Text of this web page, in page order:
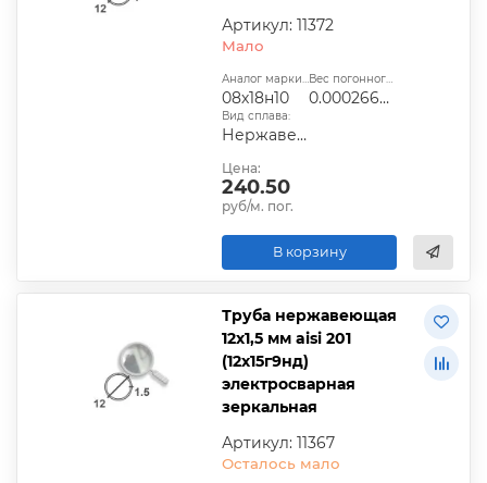
Артикул: 11372
Мало
Аналог марки стали:
08х18н10
Вес погонного метра, т.:
0.00026609
Вид сплава:
Нержавеющая сталь
Цена:
240.50
руб/м. пог.
В корзину
Труба нержавеющая
12х1,5 мм aisi 201
(12х15г9нд)
электросварная
зеркальная
Артикул: 11367
Осталось мало